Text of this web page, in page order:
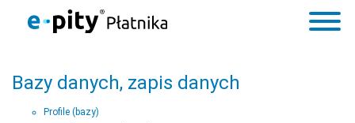
Bazy danych, zapis danych
Profile (bazy)